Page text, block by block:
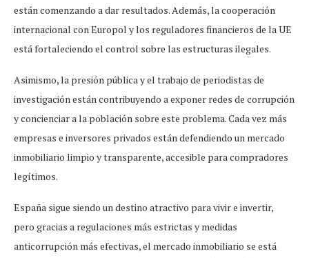
están comenzando a dar resultados. Además, la cooperación
internacional con Europol y los reguladores financieros de la UE
está fortaleciendo el control sobre las estructuras ilegales.
Asimismo, la presión pública y el trabajo de periodistas de
investigación están contribuyendo a exponer redes de corrupción
y concienciar a la población sobre este problema. Cada vez más
empresas e inversores privados están defendiendo un mercado
inmobiliario limpio y transparente, accesible para compradores
legítimos.
España sigue siendo un destino atractivo para vivir e invertir,
pero gracias a regulaciones más estrictas y medidas
anticorrupción más efectivas, el mercado inmobiliario se está